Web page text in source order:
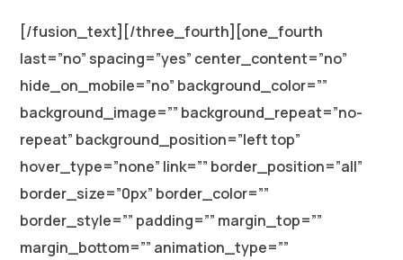
[/fusion_text][/three_fourth][one_fourth
last=”no” spacing=”yes” center_content=”no”
hide_on_mobile=”no” background_color=””
background_image=”” background_repeat=”no-
repeat” background_position=”left top”
hover_type=”none” link=”” border_position=”all”
border_size=”0px” border_color=””
border_style=”” padding=”” margin_top=””
margin_bottom=”” animation_type=””